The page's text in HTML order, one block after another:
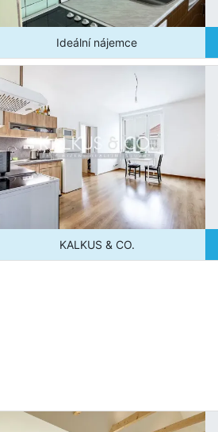
Ideální nájemce
KALKUS & CO.